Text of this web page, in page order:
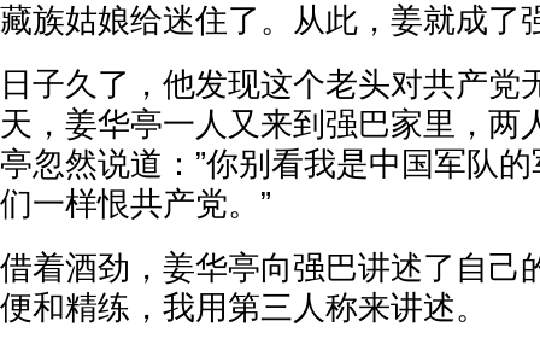
藏族姑娘给迷住了。从此，姜就成了
日子久了，他发现这个老头对共产党
天，姜华亭一人又来到强巴家里，两
亭忽然说道：”你别看我是中国军队
们一样恨共产党。”
借着酒劲，姜华亭向强巴讲述了自己
便和精练，我用第三人称来讲述。